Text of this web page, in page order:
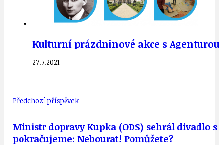
Kulturní prázdninové akce s
27.7.2021
Předchozí příspěvek
Ministr dopravy Kupka (ODS) sehrál divadlo
pokračujeme: Nebourat! Pomůžete?